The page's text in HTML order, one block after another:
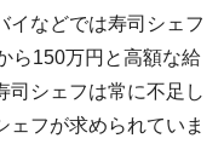
イなどでは寿司シェフ
ら150万円と高額な給
司シェフは常に不足し
ェフが求められていま